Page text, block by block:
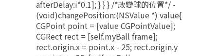
afterDelay:i*0.1]; } } } /*改變球的位置*/ -
(void)changePosition:(NSValue *) value{
CGPoint point = [value CGPointValue];
CGRect rect = [self.myBall frame];
rect.origin.x = point.x - 25; rect.origin.y